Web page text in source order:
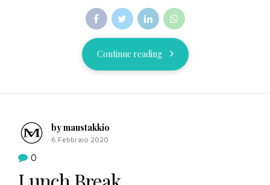
Continue reading
by maustakkio
6 Febbraio 2020
0